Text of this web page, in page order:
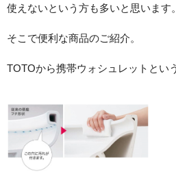
使えないという方も多いと思います。
そこで便利な商品のご紹介。
TOTOから携帯ウォシュレットとい